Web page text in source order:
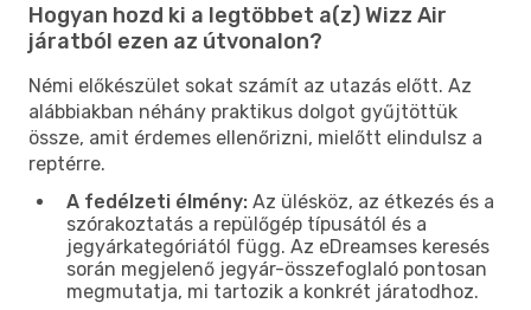
Hogyan hozd ki a legtöbbet a(z) Wizz Air
járatból ezen az útvonalon?
Némi előkészület sokat számít az utazás előtt. Az
alábbiakban néhány praktikus dolgot gyűjtöttük
össze, amit érdemes ellenőrizni, mielőtt elindulsz a
reptérre.
A fedélzeti élmény: Az ülésköz, az étkezés és a
szórakoztatás a repülőgép típusától és a
jegyárkategóriától függ. Az eDreamses keresés
során megjelenő jegyár-összefoglaló pontosan
megmutatja, mi tartozik a konkrét járatodhoz.